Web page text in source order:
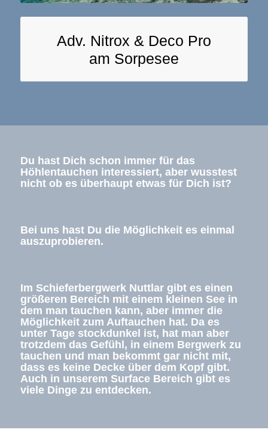
Adv. Nitrox & Deco Pro
am Sorpesee
Du hast Dich schon immer für das
Höhlentauchen interessiert, aber wusstest
nicht ob es überhaupt etwas für Dich ist?
Bei uns hast Du die Möglichkeit es einmal
auszuprobieren.
Im Schieferbergwerk Nuttlar gibt es einen
größeren Bereich mit einem kleinen See in
dem man tauchen kann, aber immer die
Möglichkeit zum Auftauchen hat. Da es
unter Tage stockdunkel ist, hat man aber
trotzdem das Gefühl, in einem Bergwerk zu
tauchen und man bekommt gar nicht mit,
dass es keine Decke über dem Kopf gibt.
Auch in unserem Surface Bereich gibt es
viele Dinge zu entdecken.